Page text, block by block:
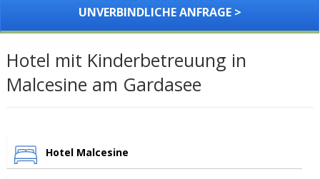
UNVERBINDLICHE ANFRAGE >
Hotel mit Kinderbetreuung in
Malcesine am Gardasee
Hotel Malcesine